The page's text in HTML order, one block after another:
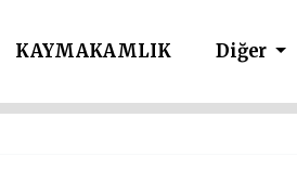
KAYMAKAMLIK
Diğer